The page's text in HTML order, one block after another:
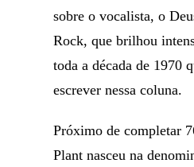
sobre o vocalista, o
Rock, que brilhou
toda a década de 1970
escrever nessa coluna.
Próximo de completar
Plant nasceu na